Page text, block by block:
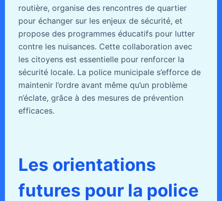
routière, organise des rencontres de quartier
pour échanger sur les enjeux de sécurité, et
propose des programmes éducatifs pour lutter
contre les nuisances. Cette collaboration avec
les citoyens est essentielle pour renforcer la
sécurité locale. La police municipale s’efforce de
maintenir l’ordre avant même qu’un problème
n’éclate, grâce à des mesures de prévention
efficaces.
Les orientations
futures pour la police